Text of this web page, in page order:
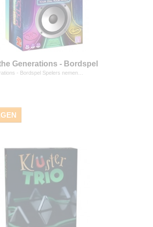
Generations - Bordspel
- Bordspel Spelers nemen…